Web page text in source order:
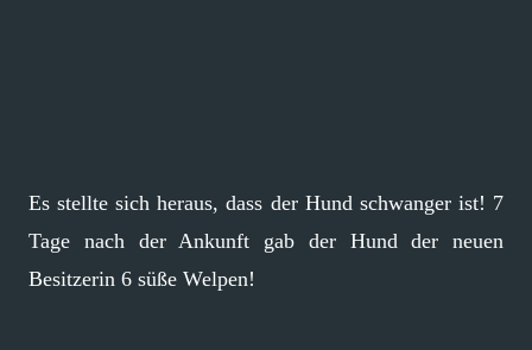
Es stellte sich heraus, dass der Hund schwanger ist! 7
Tage nach der Ankunft gab der Hund der neuen
Besitzerin 6 süße Welpen!